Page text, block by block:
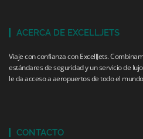
ACERCA DE EXCELLJETS
Viaje con confianza con ExcellJets.
estándares de seguridad y un servicio de
le da acceso a aeropuertos de todo el
CONTACTO